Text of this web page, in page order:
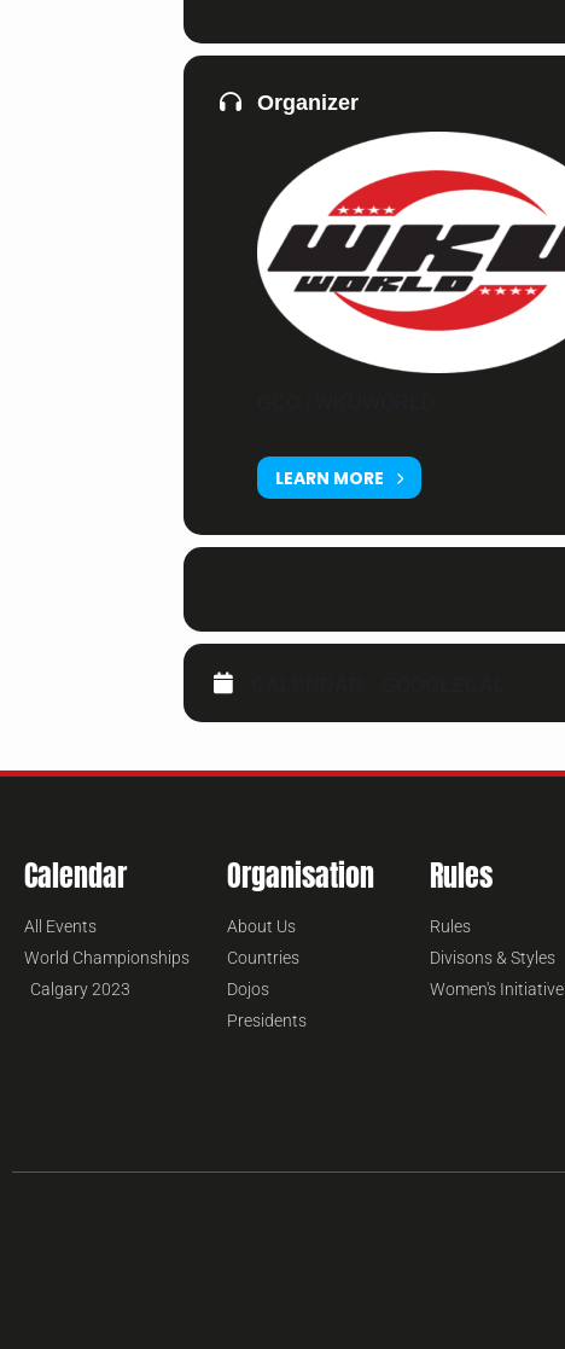
Organizer
LEARN MORE
Calendar
All Events
World Championships
Calgary 2023
Organisation
About Us
Countries
Dojos
Presidents
Rules
Rules
Divisons & Styles
Women's Initiative